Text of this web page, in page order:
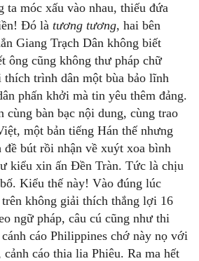
ta móc xấu vào nhau, thiếu đứa
Đó làtương tương, hai bên
Giang Trạch Dân không biết
ông cũng không thư pháp chữ
trình dân một bùa bảo lĩnh
phấn khởi mà tin yêu thêm đảng.
cùng bàn bạc nội dung, cùng trao
một bản tiếng Hán thế nhưng
đề bút rồi nhận về xuýt xoa bình
kiểu xin ấn Đền Tràn. Tức là chịu
Kiểu thế này! Vào đúng lúc
không giải thích thắng lợi 16
ngữ pháp, câu cú cũng như thi
cáo Philippines chớ này nọ với
cảnh cáo thia lia Phiêu. Ra ma hết